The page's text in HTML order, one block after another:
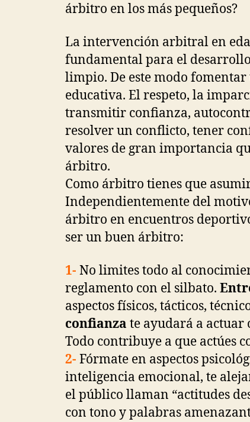
árbitro en los más pequeños?
La intervención arbitral en
fundamental para el
limpio. De este modo
educativa. El respeto, la
transmitir confianza,
resolver un conflicto, tener
valores de gran importancia
árbitro.
Como árbitro tienes que
Independientemente del
árbitro en encuentros
ser un buen árbitro:
1- No limites todo al
reglamento con el silbato.
aspectos físicos, tácticos,
confianza te ayudará a actuar
Todo contribuye a que actúes
2- Fórmate en aspectos
inteligencia emocional, te
el público llaman “actitudes
con tono y palabras